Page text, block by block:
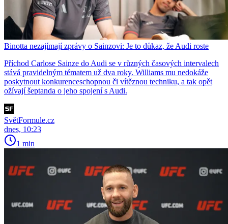
Binotta nezajímají zprávy o Sainzovi: Je to důkaz, že Audi roste
Příchod Carlose Sainze do Audi se v různých časových intervalech
stává pravidelným tématem už dva roky. Williams mu nedokáže
poskytnout konkurenceschopnou či vítěznou techniku, a tak opět
ožívají šeptanda o jeho spojení s Audi.
SvětFormule.cz
dnes, 10:23
1 min